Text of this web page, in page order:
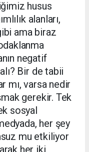
husus
alanları,
ama biraz
negatif
Bir de tabii
mı, varsa nedir
gerekir. Tek
sosyal
her şey
mu etkiliyor